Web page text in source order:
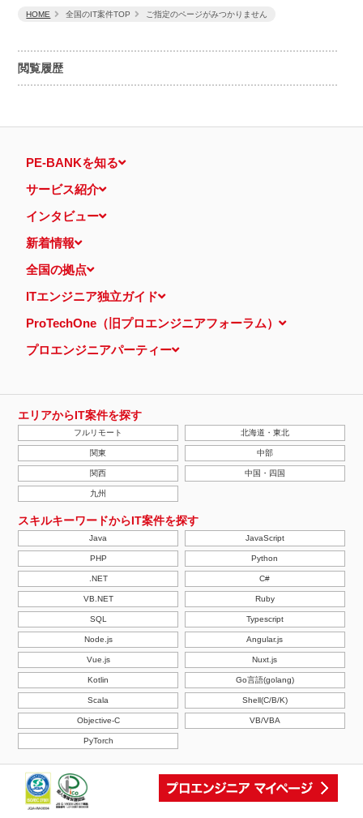
閲覧履歴
HOME 全国のIT案件TOP ご指定のページがみつかりません
PE-BANKを知る
サービス紹介
インタビュー
新着情報
全国の拠点
ITエンジニア独立ガイド
ProTechOne（旧プロエンジニアフォーラム）
プロエンジニアパーティー
エリアからIT案件を探す
フルリモート 北海道・東北
関東 中部
関西 中国・四国
九州
スキルキーワードからIT案件を探す
Java JavaScript
PHP Python
.NET C#
VB.NET Ruby
SQL Typescript
Node.js Angular.js
Vue.js Nuxt.js
Kotlin Go言語(golang)
Scala Shell(C/B/K)
Objective-C VB/VBA
PyTorch